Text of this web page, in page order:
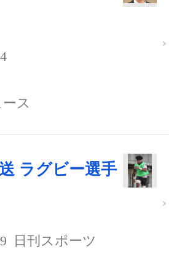
ス
ラグビー選手
日刊スポーツ